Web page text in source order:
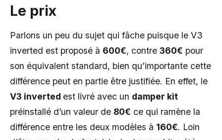
Le prix
Parlons un peu du sujet qui fâche puisque le V3
inverted est proposé à 600€, contre 360€ pour
son équivalent standard, bien qu’importante cette
différence peut en partie être justifiée. En effet, le
V3 inverted est livré avec un damper kit
préinstallé d’un valeur de 80€ ce qui ramène la
différence entre les deux modèles à 160€. Loin